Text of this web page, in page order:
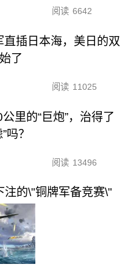
阅读 6642
直插日本海，美日的双
了
阅读 11025
里的“巨炮”，治得了
吗？
阅读 13496
注的\"铜牌军备竞赛\"